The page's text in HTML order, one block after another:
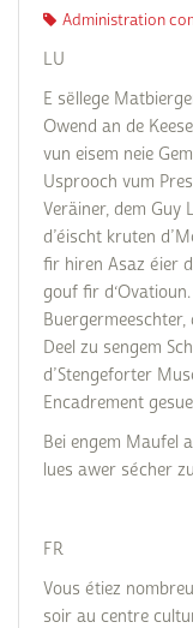
Administration
LU
E sëllege
Owend an de
vun eisem neie
Usprooch vum
Veräiner, dem Guy
d’éischt kruten
fir hiren Asaz éier
gouf fir
Buergermeeschter,
Deel zu sengem
d’Stengeforter
Encadrement
Bei engem Maufel
lues awer sécher
FR
Vous étiez
soir au centre